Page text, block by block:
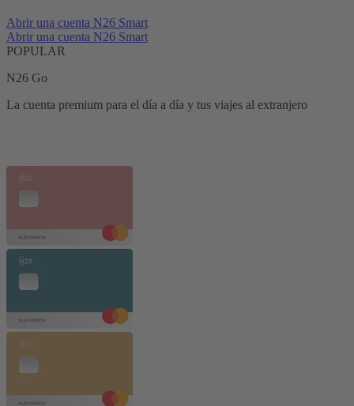
Abrir una cuenta N26 Smart
Abrir una cuenta N26 Smart
POPULAR
N26 Go
La cuenta premium para el día a día y tus viajes al extranjero